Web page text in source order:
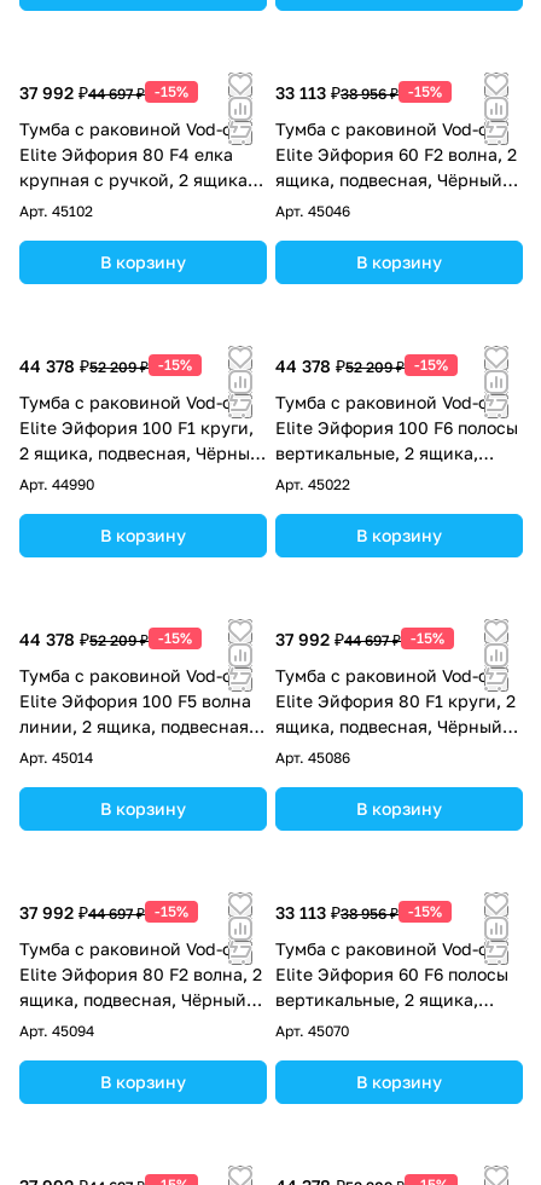
37 992 ₽44 697 ₽ -15%
Тумба с раковиной Vod-ok
Elite Эйфория 80 F4 елка
крупная с ручкой, 2 ящика,
подвесная, Чёрный янтарь
Арт. 45102
В корзину
33 113 ₽38 956 ₽ -15%
Тумба с раковиной Vod-ok
Elite Эйфория 60 F2 волна, 2
ящика, подвесная, Чёрный
янтарь RAL 9005
Арт. 45046
В корзину
44 378 ₽52 209 ₽ -15%
Тумба с раковиной Vod-ok
Elite Эйфория 100 F1 круги,
2 ящика, подвесная, Чёрный
янтарь RAL 9005
Арт. 44990
В корзину
44 378 ₽52 209 ₽ -15%
Тумба с раковиной Vod-ok
Elite Эйфория 100 F6 полосы
вертикальные, 2 ящика,
подвесная, Чёрный янтарь
Арт. 45022
В корзину
44 378 ₽52 209 ₽ -15%
Тумба с раковиной Vod-ok
Elite Эйфория 100 F5 волна
линии, 2 ящика, подвесная,
Чёрный янтарь RAL 9005
Арт. 45014
В корзину
37 992 ₽44 697 ₽ -15%
Тумба с раковиной Vod-ok
Elite Эйфория 80 F1 круги, 2
ящика, подвесная, Чёрный
янтарь RAL 9005
Арт. 45086
В корзину
37 992 ₽44 697 ₽ -15%
Тумба с раковиной Vod-ok
Elite Эйфория 80 F2 волна, 2
ящика, подвесная, Чёрный
янтарь RAL 9005
Арт. 45094
В корзину
33 113 ₽38 956 ₽ -15%
Тумба с раковиной Vod-ok
Elite Эйфория 60 F6 полосы
вертикальные, 2 ящика,
подвесная, Чёрный янтарь
Арт. 45070
В корзину